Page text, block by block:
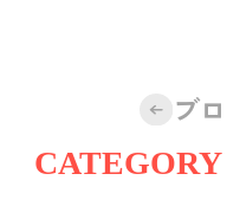
ブ
CATEGORY